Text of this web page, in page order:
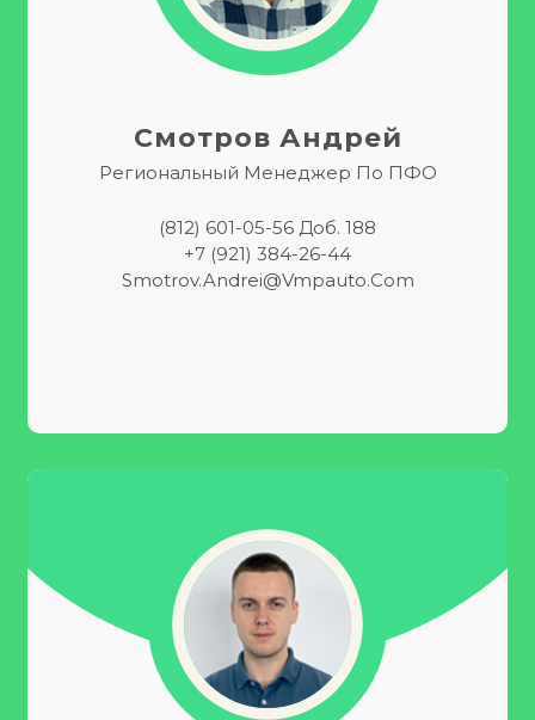
Смотров Андрей
Региональный Менеджер По ПФО
(812) 601-05-56 Доб. 188
+7 (921) 384-26-44
Smotrov.Andrei@vmpauto.com